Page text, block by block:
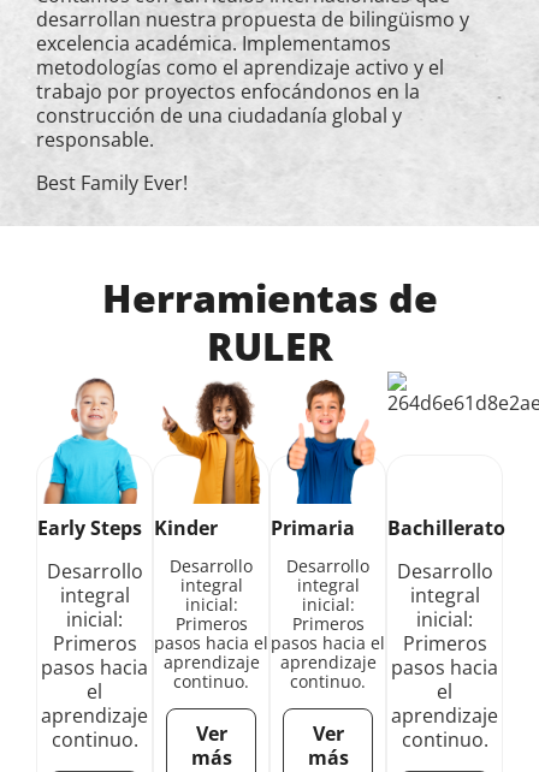
desarrollan nuestra propuesta de bilingüismo y
excelencia académica. Implementamos
metodologías como el aprendizaje activo y el
trabajo por proyectos enfocándonos en la
construcción de una ciudadanía global y
responsable.
Best Family Ever!
Herramientas de
RULER
Early Steps
Desarrollo
integral
inicial:
Primeros
pasos hacia
el
aprendizaje
continuo.
Kinder
Desarrollo
integral
inicial:
Primeros
pasos hacia el
aprendizaje
continuo.
Ver
más
Primaria
Desarrollo
integral
inicial:
Primeros
pasos hacia el
aprendizaje
continuo.
Ver
más
Bachillerato
Desarrollo
integral
inicial:
Primeros
pasos hacia
el
aprendizaje
continuo.